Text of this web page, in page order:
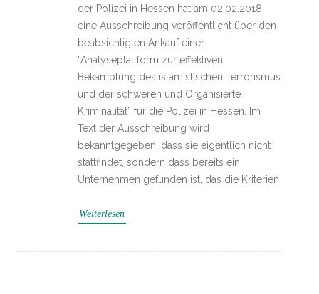
der Polizei in Hessen hat am 02.02.2018
eine Ausschreibung veröffentlicht über den
beabsichtigten Ankauf einer
“Analyseplattform zur effektiven
Bekämpfung des islamistischen Terrorismus
und der schweren und Organisierte
Kriminalität” für die Polizei in Hessen. Im
Text der Ausschreibung wird
bekanntgegeben, dass sie eigentlich nicht
stattfindet, sondern dass bereits ein
Unternehmen gefunden ist, das die Kriterien
Weiterlesen